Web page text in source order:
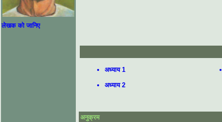
लेखक को जानिए
अध्याय 1
अध्याय 2
अनुक्रम